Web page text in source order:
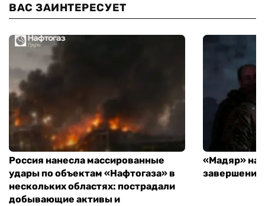
ВАС ЗАИНТЕРЕСУЕТ
Россия нанесла массированные
удары по объектам «Нафтогаза» в
нескольких областях: пострадали
добывающие активы и
«Мадяр»